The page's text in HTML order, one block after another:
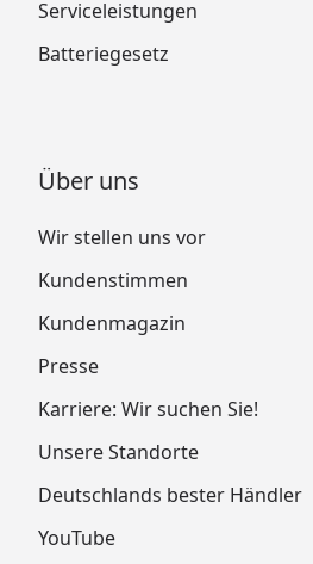
Serviceleistungen
Batteriegesetz
Über uns
Wir stellen uns vor
Kundenstimmen
Kundenmagazin
Presse
Karriere: Wir suchen Sie!
Unsere Standorte
Deutschlands bester Händler
YouTube